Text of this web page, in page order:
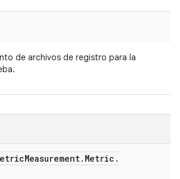
de archivos de registro para la
Measurement. Metric .